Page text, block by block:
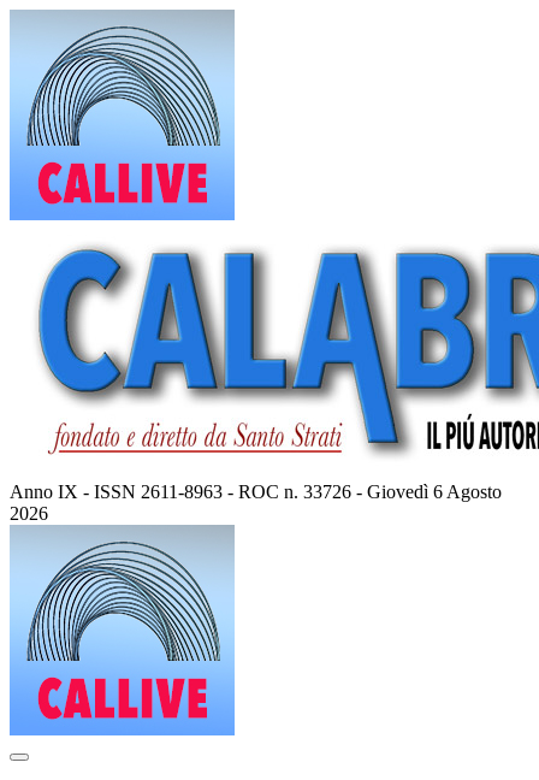
contenuto
Anno IX - ISSN 2611-8963 - ROC n. 33726 - Giovedì 6 Agosto
2026